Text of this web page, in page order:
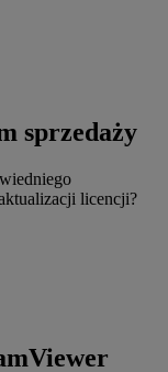
sprzedaży
licencji?